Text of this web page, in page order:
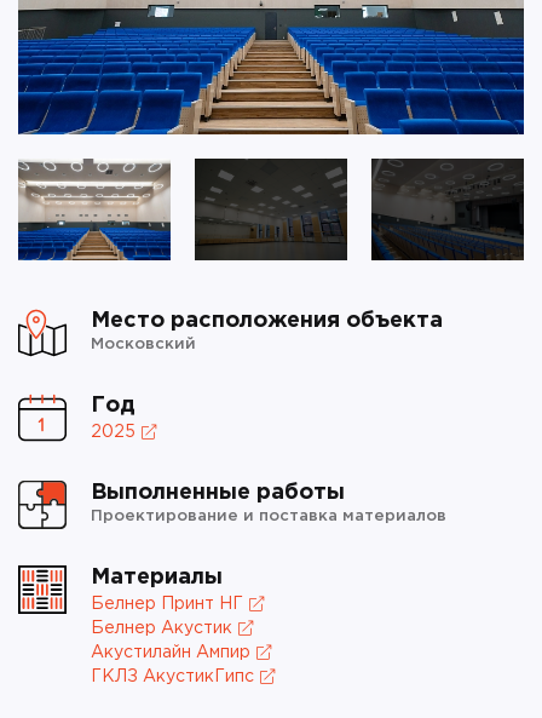
Место расположения объекта
Московский
Год
2025
Выполненные работы
Проектирование и поставка материалов
Материалы
Белнер Принт НГ
Белнер Акустик
Акустилайн Ампир
ГКЛЗ АкустикГипс